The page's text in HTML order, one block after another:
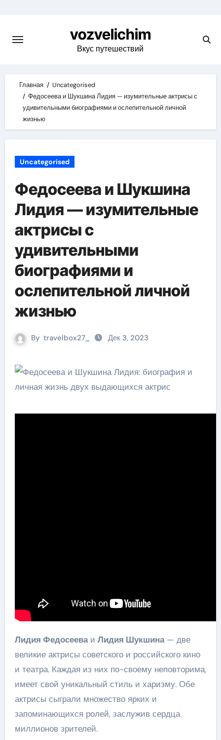
content
vozvelichim
Вкус путешествий
Главная
Uncategorised
Федосеева и Шукшина Лидия — изумительные актрисы с
удивительными биографиями и ослепительной личной
жизнью
Uncategorised
Федосеева и Шукшина
Лидия — изумительные
актрисы с
удивительными
биографиями и
ослепительной личной
жизнью
By travelbox27_ Дек 3, 2023
Лидия Федосееваи Лидия Шукшина— две
великие актрисы советского и российского кино
и театра. Каждая из них по-своему неповторима,
имеет свой уникальный стиль и харизму. Обе
актрисы сыграли множество ярких и
запоминающихся ролей, заслужив сердца
миллионов зрителей.